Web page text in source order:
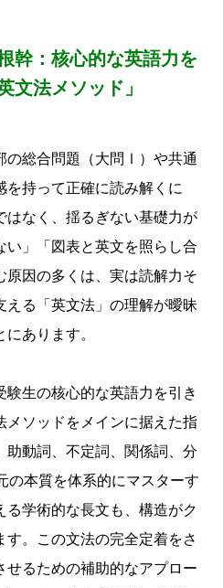
幹：核心的な英語力を
文法メソッド」
の総合問題（大問Ⅰ）や共通
を持って正確に読み解くに
なく、 揺るぎない基礎力が
い」「図表と英文を照らし合
因の多くは、 実は読解力そ
える「英文法」の理解が曖昧
あります。
験生の核心的な英語力を引き
メソッドをメインに据えた指
助動詞、 不定詞、 関係詞、 分
の本質を体系的にマスターす
学術的な長文も、 構造がク
。
この文法の完全定着をさ
せるための補助的なアプロー